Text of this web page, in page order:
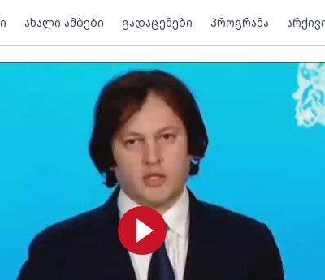
ახალი ამბები გადაცემები პროგრამა